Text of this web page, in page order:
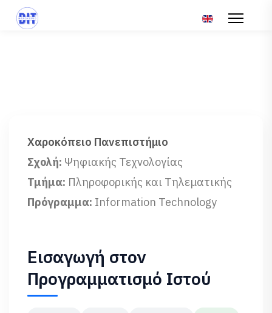
Επιλέξτε τη
Χαροκόπειο Πανεπιστήμιο
Σχολή: Ψηφιακής Τεχνολογίας
Τμήμα: Πληροφορικής και Τηλεματικής
Πρόγραμμα: Information Technology
Εισαγωγή στον
Προγραμματισμό Ιστού